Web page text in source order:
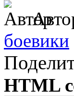
боевики
HTML